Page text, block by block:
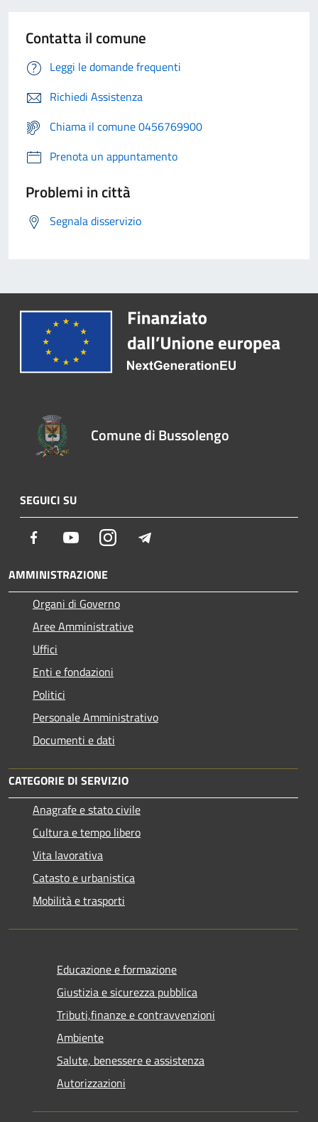
Contatta il comune
Leggi le domande frequenti
Richiedi Assistenza
Chiama il comune 0456769900
Prenota un appuntamento
Problemi in città
Segnala disservizio
Comune di Bussolengo
SEGUICI SU
Facebook YoutubeInstagram
AMMINISTRAZIONE
Organi di Governo
Aree Amministrative
Uffici
Enti e fondazioni
Politici
Personale Amministrativo
Documenti e dati
CATEGORIE DI SERVIZIO
Anagrafe e stato civile
Cultura e tempo libero
Vita lavorativa
Catasto e urbanistica
Mobilità e trasporti
Educazione e formazione
Giustizia e sicurezza pubblica
Tributi,finanze e contravvenzioni
Ambiente
Salute, benessere e assistenza
Autorizzazioni